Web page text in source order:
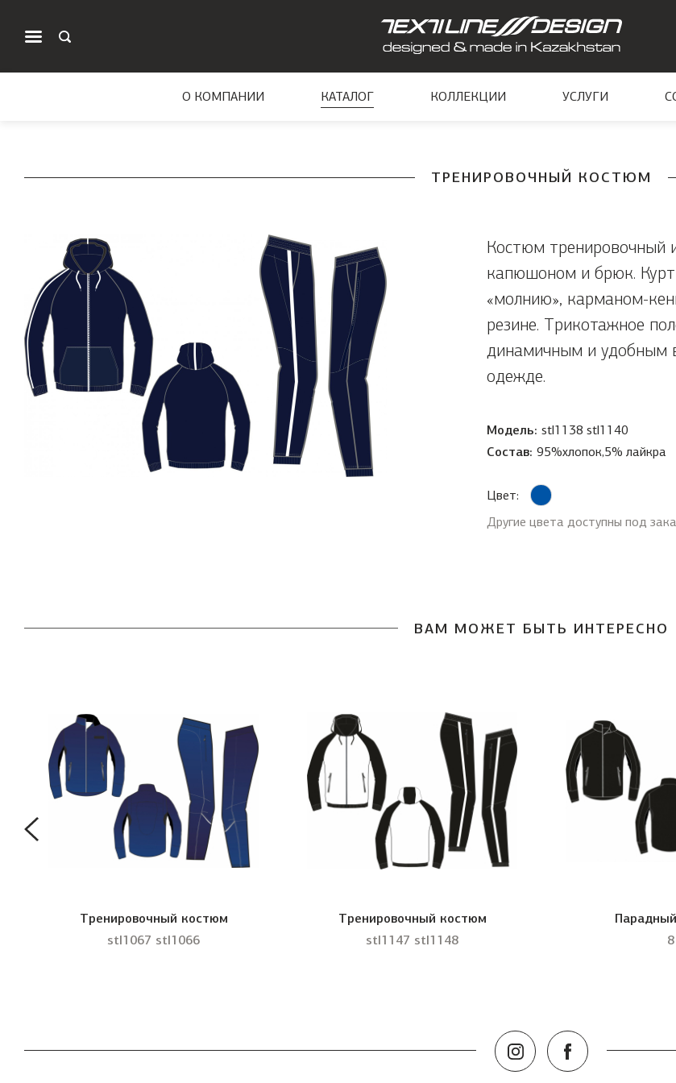
О КОМПАНИИ КАТАЛОГ КОЛЛЕКЦИИ УСЛУГИ
ТРЕНИРОВОЧНЫЙ КОСТЮМ
Костюм тренировочный
капюшоном и брюк.
«молнию», карманом-
резине. Трикотажное
динамичным и удобным
одежде.
Модель: stl1138 stl1140
Состав: 95%хлопок,5% лайкра
Цвет:
Другие цвета доступны под
ВАМ МОЖЕТ БЫТЬ ИНТЕРЕСНО
Тренировочный костюм
stl1067 stl1066
Тренировочный костюм
stl1147 stl1148
8